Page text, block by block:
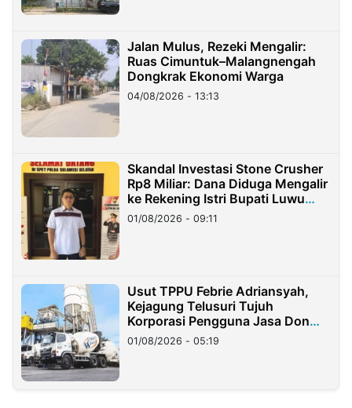
Jalan Mulus, Rezeki Mengalir:
Ruas Cimuntuk–Malangnengah
Dongkrak Ekonomi Warga
04/08/2026 - 13:13
Skandal Investasi Stone Crusher
Rp8 Miliar: Dana Diduga Mengalir
ke Rekening Istri Bupati Luwu
Timur
01/08/2026 - 09:11
Usut TPPU Febrie Adriansyah,
Kejagung Telusuri Tujuh
Korporasi Pengguna Jasa Don
Ritto
01/08/2026 - 05:19